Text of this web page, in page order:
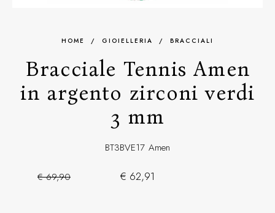
HOME / GIOIELLERIA / BRACCIALI
Bracciale Tennis Amen
in argento zirconi verdi
3 mm
BT3BVE17 Amen
€ 69,90 € 62,91